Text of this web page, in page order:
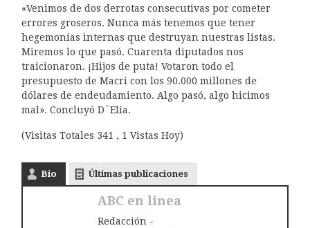
«Venimos de dos derrotas consecutivas por cometer
errores groseros. Nunca más tenemos que tener
hegemonías internas que destruyan nuestras listas.
Miremos lo que pasó. Cuarenta diputados nos
traicionaron. ¡Hijos de puta! Votaron todo el
presupuesto de Macri con los 90.000 millones de
dólares de endeudamiento. Algo pasó, algo hicimos
mal». Concluyó D´Elía.
(Visitas Totales 341 , 1 Vistas Hoy)
Bio Últimas publicaciones
ABC en linea
Redacción -